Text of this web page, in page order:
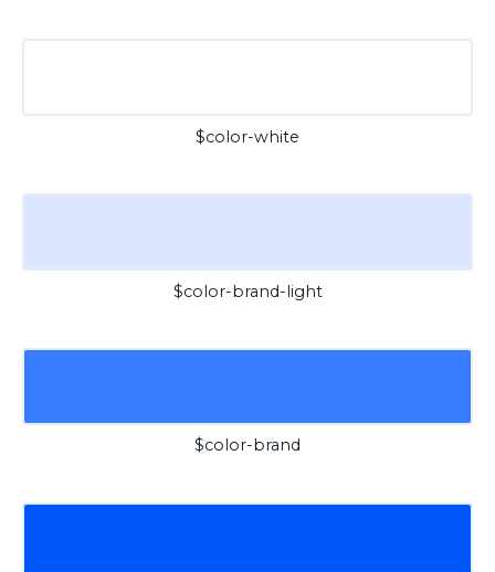
$color-white
$color-brand-light
$color-brand